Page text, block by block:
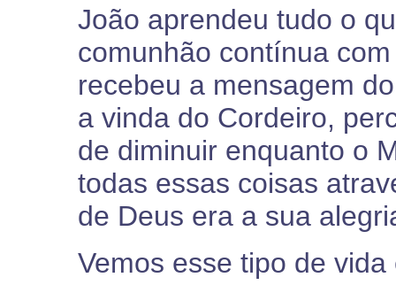
João aprendeu tudo o
comunhão contínua
recebeu a mensagem
a vinda do Cordeiro,
de diminuir enquanto o
todas essas coisas
de Deus era a sua
Vemos esse tipo de